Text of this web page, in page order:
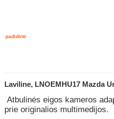
padidinti
Laviline, LNOEMHU17 Mazda
Atbulinės eigos kameros
prie originalios multimedijos.